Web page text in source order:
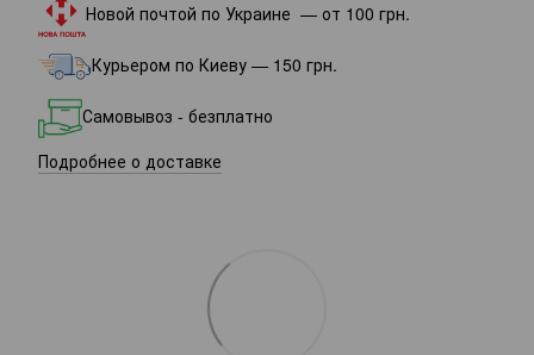
Новой почтой по Украине — от 100 грн.
Курьером по Киеву — 150 грн.
Самовывоз - безплатно
Подробнее о доставке